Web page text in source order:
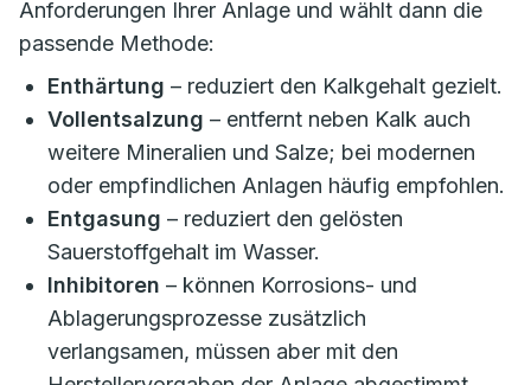
Anforderungen Ihrer Anlage und wählt dann die
passende Methode:
Enthärtung – reduziert den Kalkgehalt gezielt.
Vollentsalzung – entfernt neben Kalk auch
weitere Mineralien und Salze; bei modernen
oder empfindlichen Anlagen häufig empfohlen.
Entgasung – reduziert den gelösten
Sauerstoffgehalt im Wasser.
Inhibitoren – können Korrosions- und
Ablagerungsprozesse zusätzlich
verlangsamen, müssen aber mit den